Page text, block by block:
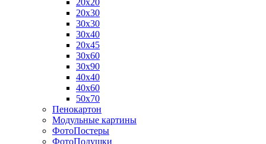
20х30
30х30
30х40
20х45
30х60
30х90
40х40
40х60
50х70
Пенокартон
Модульные картины
ФотоПостеры
ФотоПодушки